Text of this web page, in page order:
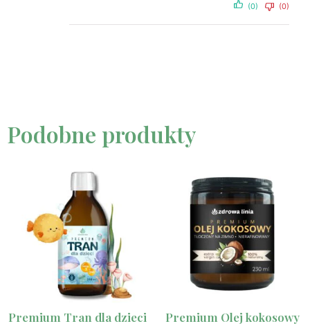
(0) (0)
Podobne produkty
Premium Tran dla dzieci
Premium Olej kokosowy